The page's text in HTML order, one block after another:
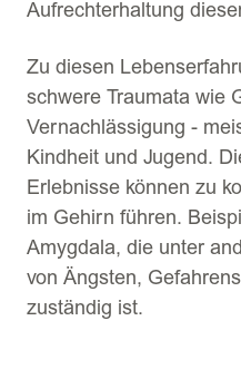
Aufrechterhaltung
Zu diesen
schwere Traumata wie
Vernachlässigung -
Kindheit und Jugend.
Erlebnisse können zu
im Gehirn führen.
Amygdala, die unter
von Ängsten,
zuständig ist.